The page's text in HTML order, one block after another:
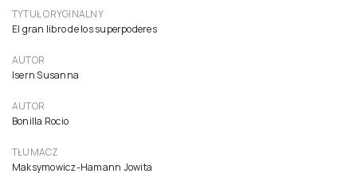
TYTUŁ ORYGINALNY
El gran libro de los superpoderes
AUTOR
Isern Susanna
AUTOR
Bonilla Rocio
TŁUMACZ
Maksymowicz-Hamann Jowita